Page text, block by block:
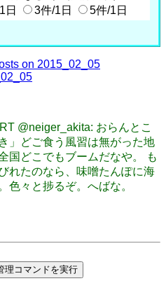
日
3件/1日 5件/1日
on 2015_02_05
RT @neiger_akita: おらんとこ
」どご食う風習は無がった地
国どこでもブームだなや。 も
れたのなら、味噌たんぽに海
色々と捗るぞ。へばな。